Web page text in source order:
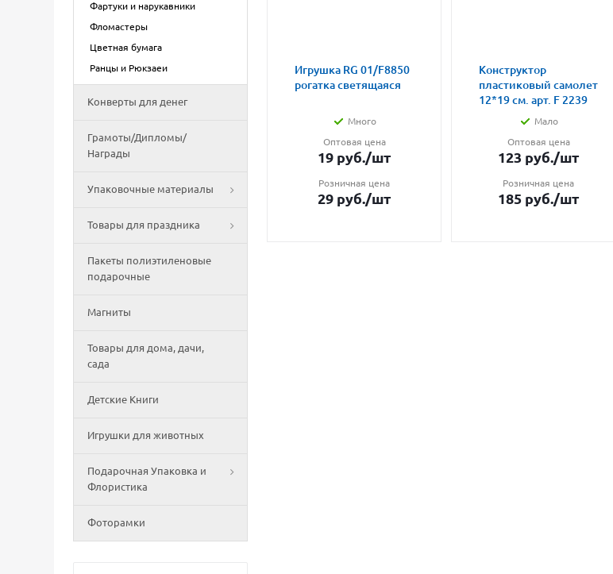
Фартуки и нарукавники
Фломастеры
Цветная бумага
Ранцы и Рюкзаеи
Конверты для денег
Грамоты/Дипломы/
Награды
Упаковочные материалы
Товары для праздника
Пакеты полиэтиленовые
подарочные
Магниты
Товары для дома, дачи,
сада
Детские Книги
Игрушки для животных
Подарочная Упаковка и
Флористика
Фоторамки
Игрушка RG 01/F8850
рогатка светящаяся
Много
Оптовая цена
19 руб./шт
Розничная цена
29 руб./шт
Конструктор
пластиковый самолет
12*19 см. арт. F 2239
Мало
Оптовая цена
123 руб./шт
Розничная цена
185 руб./шт